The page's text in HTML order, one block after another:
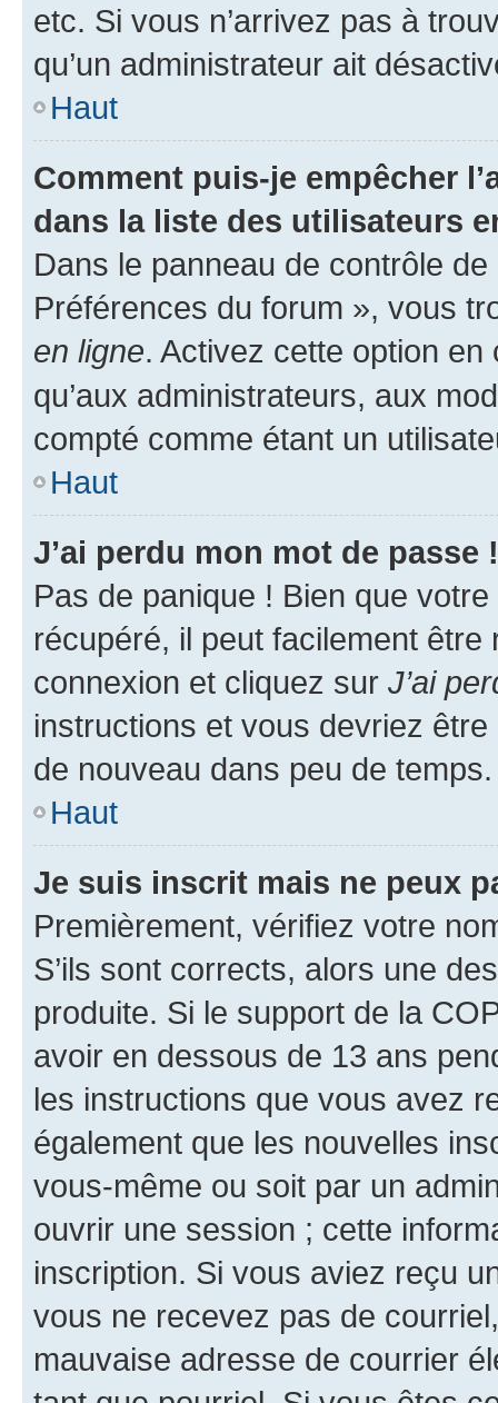
etc. Si vous n’arrivez pas à
qu’un administrateur ait
Haut
Comment puis-je empêcher
dans la liste des utilisateurs
Dans le panneau de contrôle
Préférences du forum », vous
en ligne. Activez cette option
qu’aux administrateurs, aux
compté comme étant un
Haut
J’ai perdu mon mot de passe !
Pas de panique ! Bien que
récupéré, il peut facilement
connexion et cliquez sur J’ai
instructions et vous devriez
de nouveau dans peu de temps.
Haut
Je suis inscrit mais ne peux
Premièrement, vérifiez votre
S’ils sont corrects, alors une
produite. Si le support de la
avoir en dessous de 13 ans
les instructions que vous avez
également que les nouvelles
vous-même ou soit par un
ouvrir une session ; cette
inscription. Si vous aviez reçu
vous ne recevez pas de
mauvaise adresse de courrier